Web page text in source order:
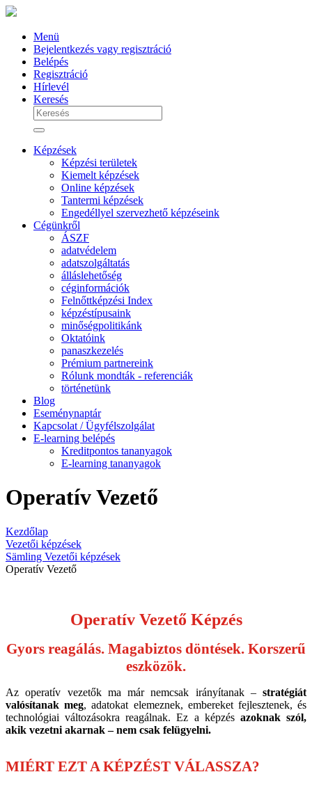
Menü
Bejelentkezés vagy regisztráció
Belépés
Regisztráció
Hírlevél
Keresés
Képzések
Képzési területek
Kiemelt képzések
Online képzések
Tantermi képzések
Engedéllyel szervezhető képzéseink
Cégünkről
ÁSZF
adatvédelem
adatszolgáltatás
álláslehetőség
céginformációk
Felnőttképzési Index
képzéstípusaink
minőségpolitikánk
Oktatóink
panaszkezelés
Prémium partnereink
Rólunk mondták - referenciák
történetünk
Blog
Eseménynaptár
Kapcsolat / Ügyfélszolgálat
E-learning belépés
Kreditpontos tananyagok
E-learning tananyagok
Operatív Vezető
Kezdőlap
Vezetői képzések
Sämling Vezetői képzések
Operatív Vezető
Operatív Vezető Képzés
Gyors reagálás. Magabiztos döntések. Korszerű
eszközök.
Az operatív vezetők ma már nemcsak irányítanak – stratégiát
valósítanak meg, adatokat elemeznek, embereket fejlesztenek, és
technológiai változásokra reagálnak. Ez a képzés azoknak szól,
akik vezetni akarnak – nem csak felügyelni.
MIÉRT EZT A KÉPZÉST VÁLASSZA?